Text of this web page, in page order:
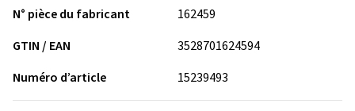
N° pièce du fabricant
162459
GTIN / EAN
3528701624594
Numéro d’article
15239493